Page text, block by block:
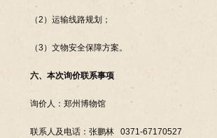
（2）运输线路规划；
（3）文物安全保障方案。
六、本次询价联系事项
询价人：郑州博物馆
联系人及电话：张鹏林 0371-67170527